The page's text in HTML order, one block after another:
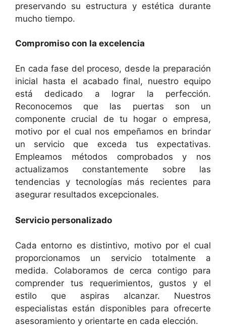
preservando su estructura y estética durante
mucho tiempo.
Compromiso con la excelencia
En cada fase del proceso, desde la preparación
inicial hasta el acabado final, nuestro equipo
está dedicado a lograr la perfección.
Reconocemos que las puertas son un
componente crucial de tu hogar o empresa,
motivo por el cual nos empeñamos en brindar
un servicio que exceda tus expectativas.
Empleamos métodos comprobados y nos
actualizamos constantemente sobre las
tendencias y tecnologías más recientes para
asegurar resultados excepcionales.
Servicio personalizado
Cada entorno es distintivo, motivo por el cual
proporcionamos un servicio totalmente a
medida. Colaboramos de cerca contigo para
comprender tus requerimientos, gustos y el
estilo que aspiras alcanzar. Nuestros
especialistas están disponibles para ofrecerte
asesoramiento y orientarte en cada elección.